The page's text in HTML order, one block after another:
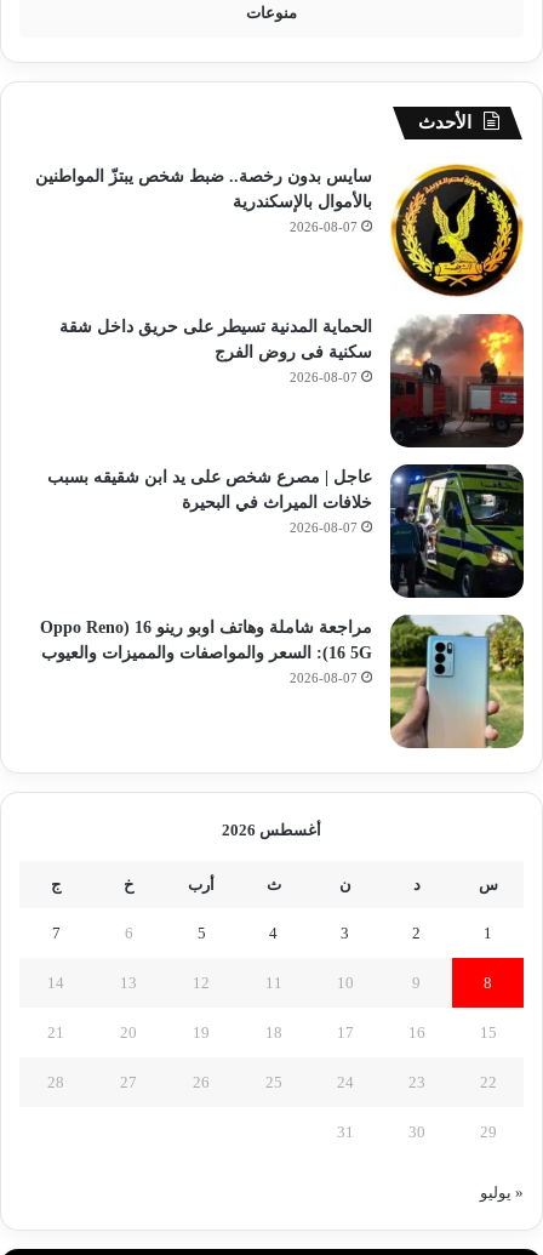
منوعات
الأحدث
سايس بدون رخصة.. ضبط شخص يبتزّ المواطنين
بالأموال بالإسكندرية
2026-08-07
الحماية المدنية تسيطر على حريق داخل شقة
سكنية فى روض الفرج
2026-08-07
عاجل | مصرع شخص على يد ابن شقيقه بسبب
خلافات الميراث في البحيرة
2026-08-07
مراجعة شاملة وهاتف اوبو رينو 16 (Oppo Reno
16 5G): السعر والمواصفات والمميزات والعيوب
2026-08-07
أغسطس 2026
س د ن ث أرب خ ج
1
2
3
4
5
6
7
8
9
10
11
12
13
14
15
16
17
18
19
20
21
22
23
24
25
26
27
28
29
30
31
« يوليو